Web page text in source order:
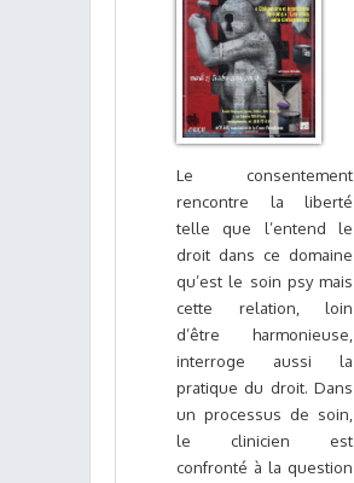
Le consentement
rencontre la liberté
telle que l’entend le
droit dans ce domaine
qu’est le soin psy mais
cette relation, loin
d’être harmonieuse,
interroge aussi la
pratique du droit. Dans
un processus de soin,
le clinicien est
confronté à la question